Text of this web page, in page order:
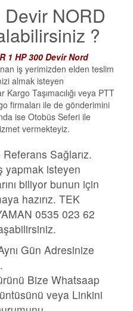
NORD
?
1 HP 300 Devir Nord
iş yerimizden elden teslim
almak isteyen
Taşımacılığı veya PTT
firmaları ile de gönderimini
ise Otobüs Seferi ile
vermekteyiz.
Sağlarız.
yapmak isteyen
biliyor bunun için
hazırız. TEK
0535 023 62
Gün Adresinize
Bize Whatsaap
veya Linkini